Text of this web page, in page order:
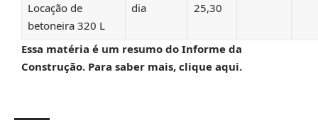
Locação de
betoneira 320 L
dia 25,30
Essa matéria é um resumo do Informe da
Construção. Para saber mais, clique aqui.